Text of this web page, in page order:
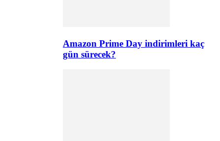
Amazon Prime Day indirimleri kaç
gün sürecek?